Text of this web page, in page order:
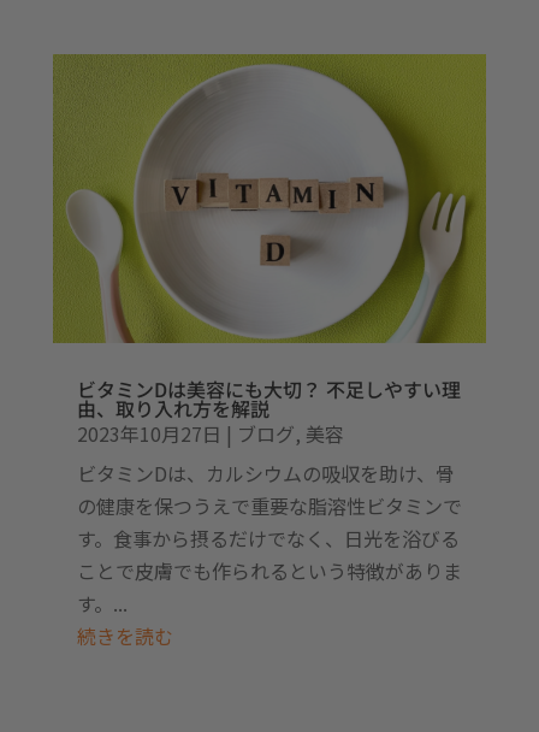
ビタミンDは美容にも大切？ 不足しやすい理
由、取り入れ方を解説
2023年10月27日 | ブログ, 美容
ビタミンDは、カルシウムの吸収を助け、骨
の健康を保つうえで重要な脂溶性ビタミンで
す。食事から摂るだけでなく、日光を浴びる
ことで皮膚でも作られるという特徴がありま
す。...
続きを読む